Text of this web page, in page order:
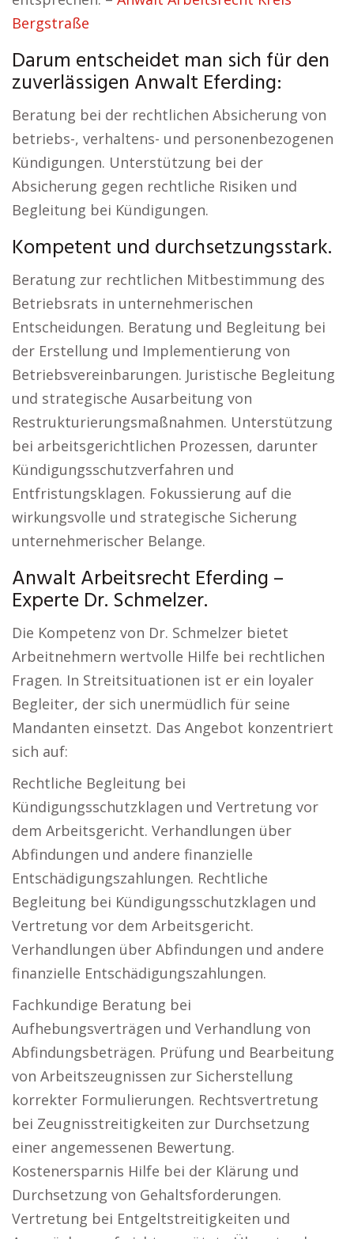
Bergstraße
Darum entscheidet man sich für den
zuverlässigen Anwalt Eferding:
Beratung bei der rechtlichen Absicherung von
betriebs-, verhaltens- und personenbezogenen
Kündigungen. Unterstützung bei der
Absicherung gegen rechtliche Risiken und
Begleitung bei Kündigungen.
Kompetent und durchsetzungsstark.
Beratung zur rechtlichen Mitbestimmung des
Betriebsrats in unternehmerischen
Entscheidungen. Beratung und Begleitung bei
der Erstellung und Implementierung von
Betriebsvereinbarungen. Juristische Begleitung
und strategische Ausarbeitung von
Restrukturierungsmaßnahmen. Unterstützung
bei arbeitsgerichtlichen Prozessen, darunter
Kündigungsschutzverfahren und
Entfristungsklagen. Fokussierung auf die
wirkungsvolle und strategische Sicherung
unternehmerischer Belange.
Anwalt Arbeitsrecht Eferding –
Experte Dr. Schmelzer.
Die Kompetenz von Dr. Schmelzer bietet
Arbeitnehmern wertvolle Hilfe bei rechtlichen
Fragen. In Streitsituationen ist er ein loyaler
Begleiter, der sich unermüdlich für seine
Mandanten einsetzt. Das Angebot konzentriert
sich auf:
Rechtliche Begleitung bei
Kündigungsschutzklagen und Vertretung vor
dem Arbeitsgericht. Verhandlungen über
Abfindungen und andere finanzielle
Entschädigungszahlungen. Rechtliche
Begleitung bei Kündigungsschutzklagen und
Vertretung vor dem Arbeitsgericht.
Verhandlungen über Abfindungen und andere
finanzielle Entschädigungszahlungen.
Fachkundige Beratung bei
Aufhebungsverträgen und Verhandlung von
Abfindungsbeträgen. Prüfung und Bearbeitung
von Arbeitszeugnissen zur Sicherstellung
korrekter Formulierungen. Rechtsvertretung
bei Zeugnisstreitigkeiten zur Durchsetzung
einer angemessenen Bewertung.
Kostenersparnis Hilfe bei der Klärung und
Durchsetzung von Gehaltsforderungen.
Vertretung bei Entgeltstreitigkeiten und